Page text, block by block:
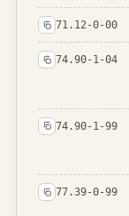
71.12-0-00
74.90-1-04
74.90-1-99
77.39-0-99